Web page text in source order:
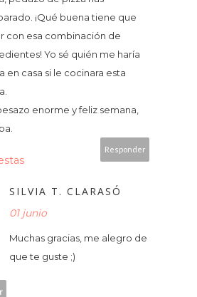
¡Qué buena tiene que
con esa combinación de
Yo sé quién me haría
en casa si le cocinara esta
enorme y feliz semana,
Responder
SILVIA T. CLARASÓ
01 junio
Muchas gracias, me alegro de
que te guste ;)